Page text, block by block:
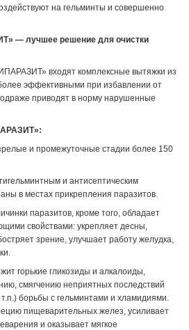
на гельминты и совершенно
— лучшее решение для очистки
входят комплексные вытяжки из
эффективными при избавлении от
приводят в норму нарушенные
и промежуточные стадии более 150
и антисептическим
в местах прикрепления паразитов.
паразитов, кроме того, обладает
свойствами: укрепляет десны,
зрение, улучшает работу желудка,
горькие гликозиды и алкалоиды,
смягчению неприятных последствий
борьбы с гельминтами и хламидиями.
пищеварительных желез, усиливает
и оказывает мягкое